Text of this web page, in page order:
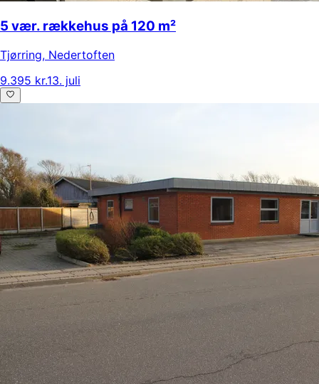
5 vær. rækkehus på 120 m²
Tjørring, Nedertoften
9.395 kr.13. juli